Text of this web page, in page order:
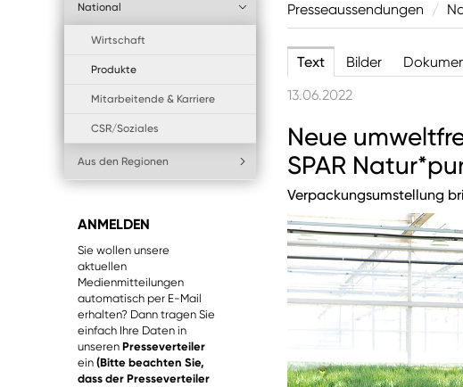
National
Wirtschaft
Produkte
Mitarbeitende & Karriere
CSR/Soziales
Aus den Regionen
ANMELDEN
Sie wollen unsere
aktuellen
Medienmitteilungen
automatisch per E-Mail
erhalten? Dann tragen Sie
einfach Ihre Daten in
unseren Presseverteiler
ein (Bitte beachten Sie,
dass der Presseverteiler
Presseaussendungen /
Text Bilder
13.06.2022
Neue
SPAR
Verpackungsumstellung